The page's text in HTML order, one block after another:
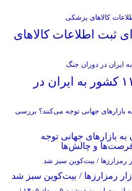
برای ثبت اطلاعات کالاهای
کمک‌های دارویی ۱۱ کشور به ایران در
بازارهای جهانی توجه
و چالش‌ها
رمزارزها / بیت‌کوین سبز شد